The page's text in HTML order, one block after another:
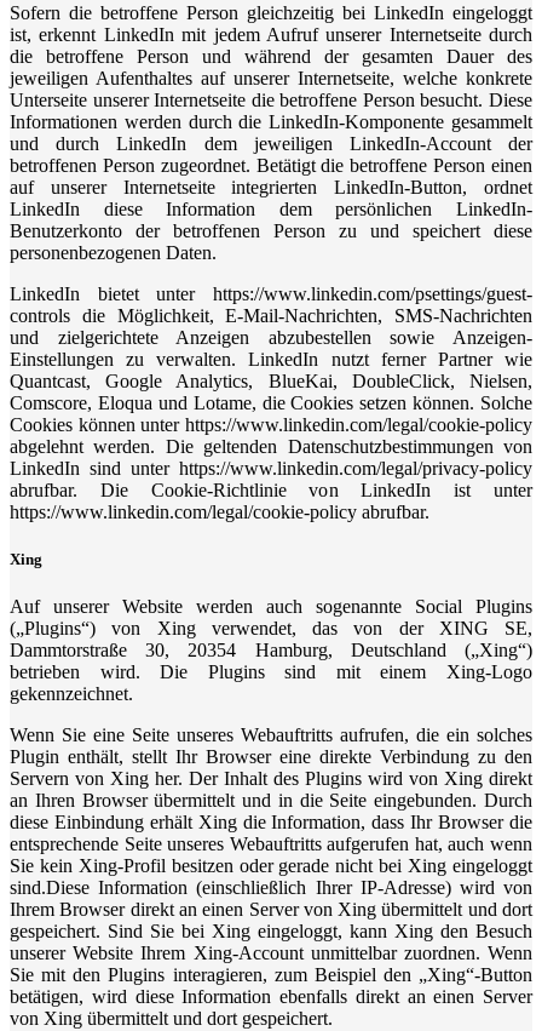
Sofern die betroffene Person gleichzeitig bei LinkedIn eingeloggt
ist, erkennt LinkedIn mit jedem Aufruf unserer Internetseite durch
die betroffene Person und während der gesamten Dauer des
jeweiligen Aufenthaltes auf unserer Internetseite, welche konkrete
Unterseite unserer Internetseite die betroffene Person besucht. Diese
Informationen werden durch die LinkedIn-Komponente gesammelt
und durch LinkedIn dem jeweiligen LinkedIn-Account der
betroffenen Person zugeordnet. Betätigt die betroffene Person einen
auf unserer Internetseite integrierten LinkedIn-Button, ordnet
LinkedIn diese Information dem persönlichen LinkedIn-
Benutzerkonto der betroffenen Person zu und speichert diese
personenbezogenen Daten.
LinkedIn bietet unter https://www.linkedin.com/psettings/guest-
controls die Möglichkeit, E-Mail-Nachrichten, SMS-Nachrichten
und zielgerichtete Anzeigen abzubestellen sowie Anzeigen-
Einstellungen zu verwalten. LinkedIn nutzt ferner Partner wie
Quantcast, Google Analytics, BlueKai, DoubleClick, Nielsen,
Comscore, Eloqua und Lotame, die Cookies setzen können. Solche
Cookies können unter https://www.linkedin.com/legal/cookie-policy
abgelehnt werden. Die geltenden Datenschutzbestimmungen von
LinkedIn sind unter https://www.linkedin.com/legal/privacy-policy
abrufbar. Die Cookie-Richtlinie von LinkedIn ist unter
https://www.linkedin.com/legal/cookie-policy abrufbar.
Xing
Auf unserer Website werden auch sogenannte Social Plugins
(„Plugins“) von Xing verwendet, das von der XING SE,
Dammtorstraße 30, 20354 Hamburg, Deutschland („Xing“)
betrieben wird. Die Plugins sind mit einem Xing-Logo
gekennzeichnet.
Wenn Sie eine Seite unseres Webauftritts aufrufen, die ein solches
Plugin enthält, stellt Ihr Browser eine direkte Verbindung zu den
Servern von Xing her. Der Inhalt des Plugins wird von Xing direkt
an Ihren Browser übermittelt und in die Seite eingebunden. Durch
diese Einbindung erhält Xing die Information, dass Ihr Browser die
entsprechende Seite unseres Webauftritts aufgerufen hat, auch wenn
Sie kein Xing-Profil besitzen oder gerade nicht bei Xing eingeloggt
sind.Diese Information (einschließlich Ihrer IP-Adresse) wird von
Ihrem Browser direkt an einen Server von Xing übermittelt und dort
gespeichert. Sind Sie bei Xing eingeloggt, kann Xing den Besuch
unserer Website Ihrem Xing-Account unmittelbar zuordnen. Wenn
Sie mit den Plugins interagieren, zum Beispiel den „Xing“-Button
betätigen, wird diese Information ebenfalls direkt an einen Server
von Xing übermittelt und dort gespeichert.